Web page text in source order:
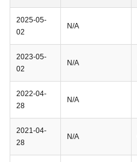
2025-05-
02
N/A
2023-05-
02
N/A
2022-04-
28
N/A
2021-04-
28
N/A